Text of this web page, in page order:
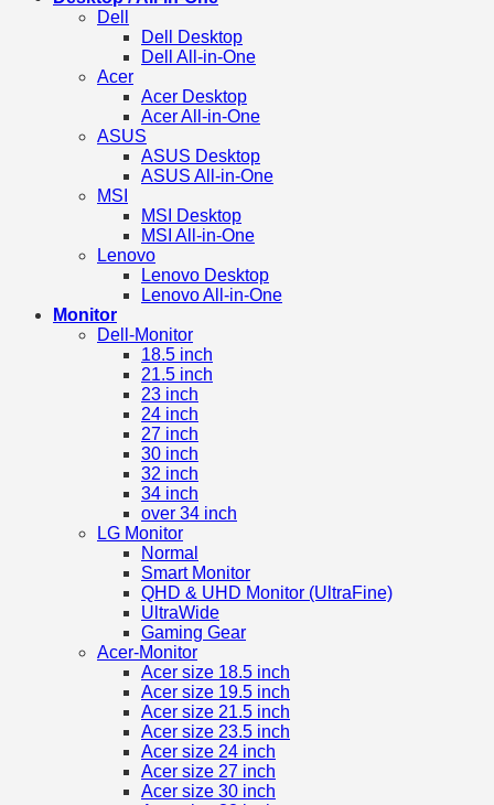
Dell
Dell Desktop
Dell All-in-One
Acer
Acer Desktop
Acer All-in-One
ASUS
ASUS Desktop
ASUS All-in-One
MSI
MSI Desktop
MSI All-in-One
Lenovo
Lenovo Desktop
Lenovo All-in-One
Monitor
Dell-Monitor
18.5 inch
21.5 inch
23 inch
24 inch
27 inch
30 inch
32 inch
34 inch
over 34 inch
LG Monitor
Normal
Smart Monitor
QHD & UHD Monitor (UltraFine)
UltraWide
Gaming Gear
Acer-Monitor
Acer size 18.5 inch
Acer size 19.5 inch
Acer size 21.5 inch
Acer size 23.5 inch
Acer size 24 inch
Acer size 27 inch
Acer size 30 inch